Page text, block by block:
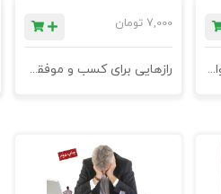
کتاب راهبرد کسب وکار (واکاوی الگوهای تدوین و پیاده سازی راهبرد)
7,000 تومان
رازهایی برای کسب و موفقیت و ثروت